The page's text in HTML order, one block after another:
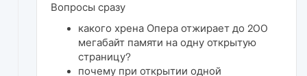
Вопросы сразу
какого хрена Опера отжирает до 200
мегабайт памяти на одну открытую
страницу?
почему при открытии одной